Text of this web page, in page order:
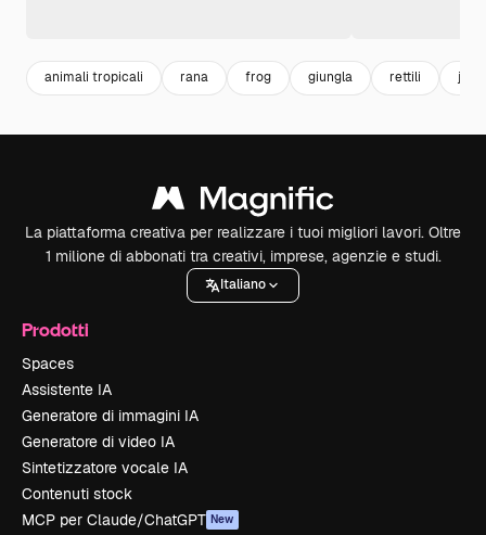
animali tropicali rana frog giungla rettili
La piattaforma creativa per realizzare i tuoi migliori lavori. Oltre
1 milione di abbonati tra creativi, imprese, agenzie e studi.
Italiano
Prodotti
Spaces
Assistente IA
Generatore di immagini IA
Generatore di video IA
Sintetizzatore vocale IA
Contenuti stock
MCP per Claude/ChatGPT New